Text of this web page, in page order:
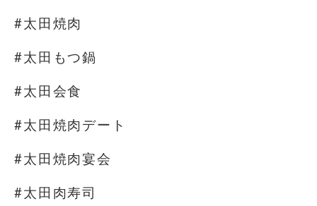
#太田焼肉
#太田もつ鍋
#太田会食
#太田焼肉デート
#太田焼肉宴会
#太田肉寿司